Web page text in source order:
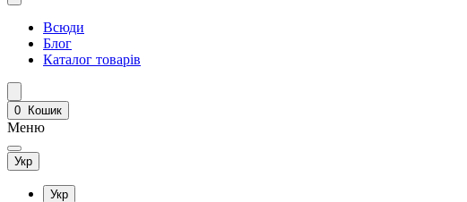
Всюди
Блог
Каталог товарів
0 Кошик
Меню
Укр
Укр